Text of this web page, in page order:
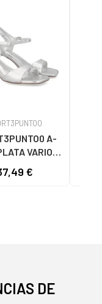
A-
VARIOS
€
DE